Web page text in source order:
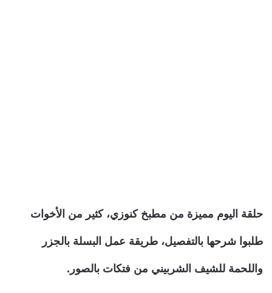
حلقة اليوم مميزة من مطبخ كنوزي، كثير من الأخوات
طلبوا شرحها بالتفصيل، طريقة عمل البسلة بالجزر
واللحمة للشيف الشربيني من فتكات بالصور.